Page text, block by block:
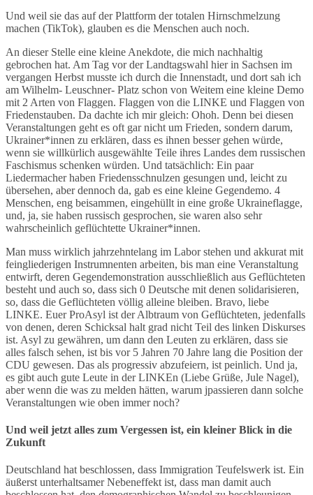
Und weil sie das auf der Plattform der totalen Hirnschmelzung
machen (TikTok), glauben es die Menschen auch noch.
An dieser Stelle eine kleine Anekdote, die mich nachhaltig
gebrochen hat. Am Tag vor der Landtagswahl hier in Sachsen im
vergangen Herbst musste ich durch die Innenstadt, und dort sah ich
am Wilhelm- Leuschner- Platz schon von Weitem eine kleine Demo
mit 2 Arten von Flaggen. Flaggen von die LINKE und Flaggen von
Friedenstauben. Da dachte ich mir gleich: Ohoh. Denn bei diesen
Veranstaltungen geht es oft gar nicht um Frieden, sondern darum,
Ukrainer*innen zu erklären, dass es ihnen besser gehen würde,
wenn sie willkürlich ausgewählte Teile ihres Landes dem russischen
Faschismus schenken würden. Und tatsächlich: Ein paar
Liedermacher haben Friedensschnulzen gesungen und, leicht zu
übersehen, aber dennoch da, gab es eine kleine Gegendemo. 4
Menschen, eng beisammen, eingehüllt in eine große Ukraineflagge,
und, ja, sie haben russisch gesprochen, sie waren also sehr
wahrscheinlich geflüchtette Ukrainer*innen.
Man muss wirklich jahrzehntelang im Labor stehen und akkurat mit
feingliederigen Instrumnenten arbeiten, bis man eine Veranstaltung
entwirft, deren Gegendemonstration ausschließlich aus Geflüchteten
besteht und auch so, dass sich 0 Deutsche mit denen solidarisieren,
so, dass die Geflüchteten völlig alleine bleiben. Bravo, liebe
LINKE. Euer ProAsyl ist der Albtraum von Geflüchteten, jedenfalls
von denen, deren Schicksal halt grad nicht Teil des linken Diskurses
ist. Asyl zu gewähren, um dann den Leuten zu erklären, dass sie
alles falsch sehen, ist bis vor 5 Jahren 70 Jahre lang die Position der
CDU gewesen. Das als progressiv abzufeiern, ist peinlich. Und ja,
es gibt auch gute Leute in der LINKEn (Liebe Grüße, Jule Nagel),
aber wenn die was zu melden hätten, warum jpassieren dann solche
Veranstaltungen wie oben immer noch?
Und weil jetzt alles zum Vergessen ist, ein kleiner Blick in die
Zukunft
Deutschland hat beschlossen, dass Immigration Teufelswerk ist. Ein
äußerst unterhaltsamer Nebeneffekt ist, dass man damit auch